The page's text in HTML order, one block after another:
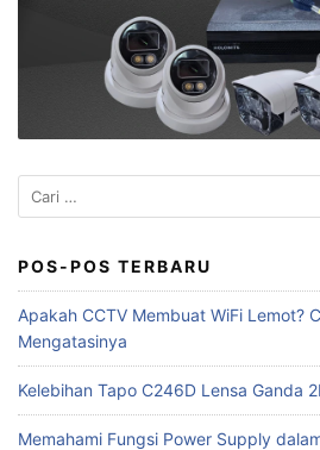
Cari
untuk:
POS-POS TERBARU
Apakah CCTV Membuat WiFi Lemot?
Mengatasinya
Kelebihan Tapo C246D Lensa Ganda
Memahami Fungsi Power Supply